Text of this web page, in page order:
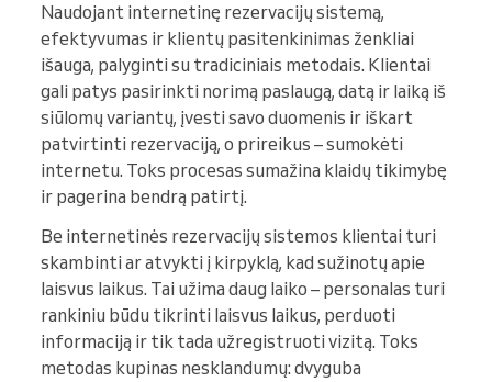
Naudojant internetinę rezervacijų sistemą,
efektyvumas ir klientų pasitenkinimas ženkliai
išauga, palyginti su tradiciniais metodais. Klientai
gali patys pasirinkti norimą paslaugą, datą ir laiką iš
siūlomų variantų, įvesti savo duomenis ir iškart
patvirtinti rezervaciją, o prireikus – sumokėti
internetu. Toks procesas sumažina klaidų tikimybę
ir pagerina bendrą patirtį.
Be internetinės rezervacijų sistemos klientai turi
skambinti ar atvykti į kirpyklą, kad sužinotų apie
laisvus laikus. Tai užima daug laiko – personalas turi
rankiniu būdu tikrinti laisvus laikus, perduoti
informaciją ir tik tada užregistruoti vizitą. Toks
metodas kupinas nesklandumų: dvyguba